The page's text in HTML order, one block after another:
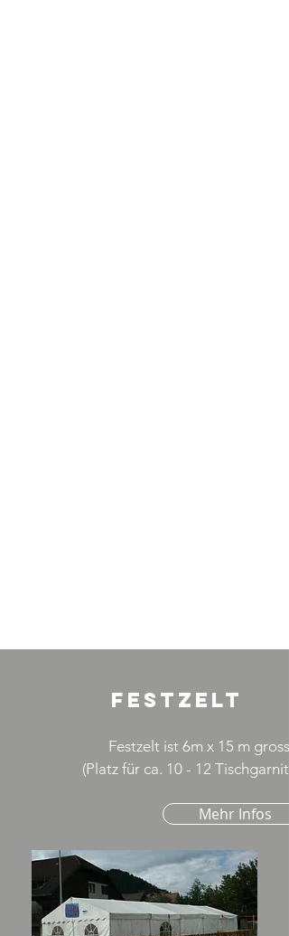
FestZelt
Festzelt ist 6m x 15 m gross.
(Platz für ca. 10 - 12
Mehr Infos